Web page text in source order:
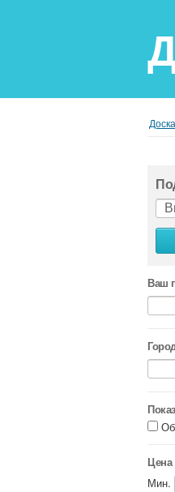
Ваш
Цена
Мин.